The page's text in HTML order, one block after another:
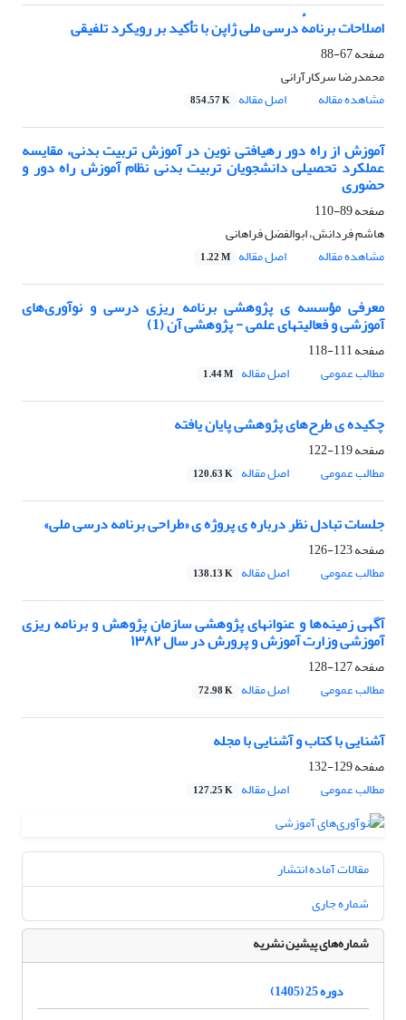
اصلاحات برنامهٔ درسی ملی ژاپن با تأکید بر رویکرد تلفیقی
صفحه67-88
محمدرضا سرکارآرانی
مشاهده مقاله
اصل مقاله 854.57 K
آموزش از راه دور رهیافتی نوین در آموزش تربیت بدنی، مقایسه
عملکرد تحصیلی دانشجویان تربیت بدنی نظام آموزش راه دور و
حضوری
صفحه89-110
هاشم فردانش، ابوالفضل فراهانی
مشاهده مقاله
اصل مقاله 1.22 M
معرفی مؤسسه ی پژوهشی برنامه ریزی درسی و نوآوری‌های
آموزشی و فعالیتهای علمی - پژوهشی آن (1)
صفحه111-118
مطالب عمومی
اصل مقاله 1.44 M
چکیده ی طرح‌های پژوهشی پایان یافته
صفحه119-122
مطالب عمومی
اصل مقاله 120.63 K
جلسات تبادل نظر درباره ی پروژه ی «طراحی برنامه درسی ملی»
صفحه123-126
مطالب عمومی
اصل مقاله 138.13 K
آگهی زمینه‌ها و عنوانهای پژوهشی سازمان پژوهش و برنامه ریزی
آموزشی وزارت آموزش و پرورش در سال ۱۳۸۲
صفحه127-128
مطالب عمومی
اصل مقاله 72.98 K
آشنایی با کتاب و آشنایی با مجله
صفحه129-132
مطالب عمومی
اصل مقاله 127.25 K
مقالات آماده انتشار
شماره جاری
شماره‌های پیشین نشریه
دوره 25 (1405)